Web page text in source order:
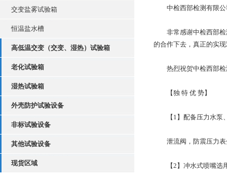
交变盐雾试验箱
恒温盐水槽
高低温交变（交变、湿热）试验箱
老化试验箱
湿热试验箱
外壳防护试验设备
非标试验设备
其他试验设备
现货区域
中检西部检测有限公
非常感谢中检西部检
的合作下去，真正的实
热烈祝贺中检西部检
【独 特 优 势】
【1】配备压力水泵
泄流阀，防震压力表
【2】冲水式喷嘴选用